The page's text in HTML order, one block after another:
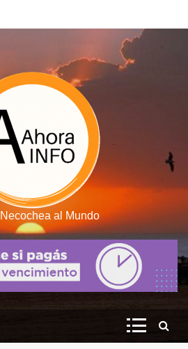
al Mundo